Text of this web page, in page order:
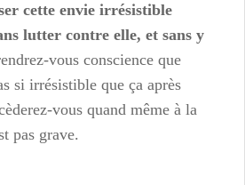
cette envie irrésistible
lutter contre elle, et sans y
vous conscience que
si irrésistible que ça après
vous quand même à la
pas grave.